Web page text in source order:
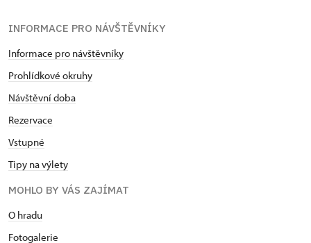
INFORMACE PRO NÁVŠTĚVNÍKY
Informace pro návštěvníky
Prohlídkové okruhy
Návštěvní doba
Rezervace
Vstupné
Tipy na výlety
MOHLO BY VÁS ZAJÍMAT
O hradu
Fotogalerie